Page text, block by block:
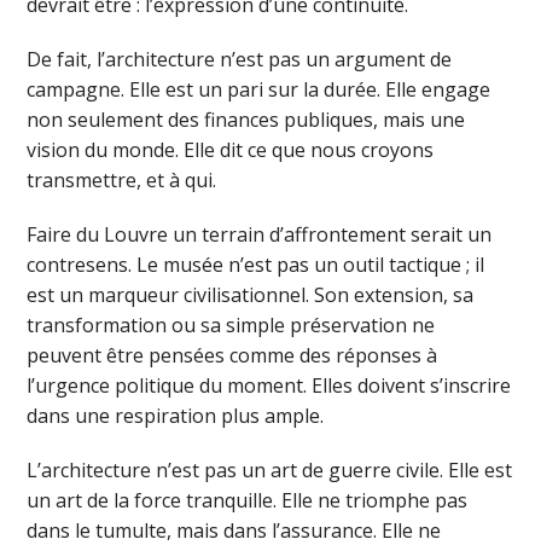
De fait, l’architecture n’est pas un argument de
campagne. Elle est un pari sur la durée. Elle engage
non seulement des finances publiques, mais une
vision du monde. Elle dit ce que nous croyons
transmettre, et à qui.
Faire du Louvre un terrain d’affrontement serait un
contresens. Le musée n’est pas un outil tactique ; il
est un marqueur civilisationnel. Son extension, sa
transformation ou sa simple préservation ne
peuvent être pensées comme des réponses à
l’urgence politique du moment. Elles doivent s’inscrire
dans une respiration plus ample.
L’architecture n’est pas un art de guerre civile. Elle est
un art de la force tranquille. Elle ne triomphe pas
dans le tumulte, mais dans l’assurance. Elle ne